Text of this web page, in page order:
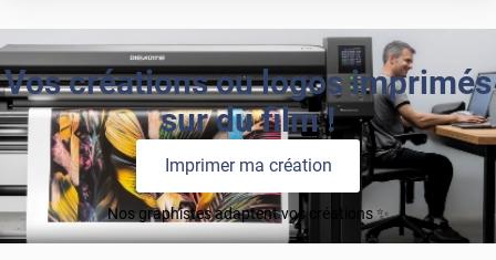
Vos créations ou logos imprimés
sur du film !
Imprimer ma création
Nos graphistes adaptent vos créations ✨